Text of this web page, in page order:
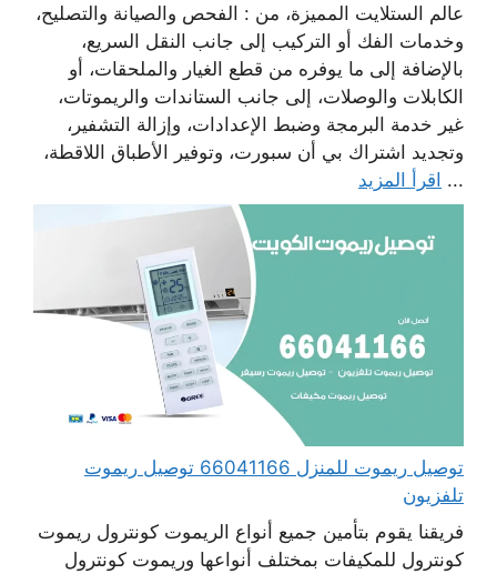
عالم الستلايت المميزة، من : الفحص والصيانة والتصليح،
وخدمات الفك أو التركيب إلى جانب النقل السريع،
بالإضافة إلى ما يوفره من قطع الغيار والملحقات، أو
الكابلات والوصلات، إلى جانب الستاندات والريموتات،
غير خدمة البرمجة وضبط الإعدادات، وإزالة التشفير،
وتجديد اشتراك بي أن سبورت، وتوفير الأطباق اللاقطة،
... اقرأ المزيد
توصيل ريموت للمنزل 66041166 توصيل ريموت
تلفزيون
فريقنا يقوم بتأمين جميع أنواع الريموت كونترول ريموت
كونترول للمكيفات بمختلف أنواعها وريموت كونترول